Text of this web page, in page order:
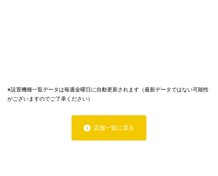
※設置機種一覧データは毎週金曜日に自動更新されます（最新データではない可能性
がございますのでご了承ください）
店舗一覧に戻る